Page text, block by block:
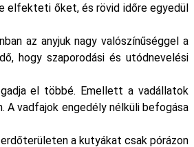
elfekteti őket, és rövid időre egyedül
az anyjuk nagy valószínűséggel a
hogy szaporodási és utódnevelési
el többé. Emellett a vadállatok
vadfajok engedély nélküli befogása
a kutyákat csak pórázon